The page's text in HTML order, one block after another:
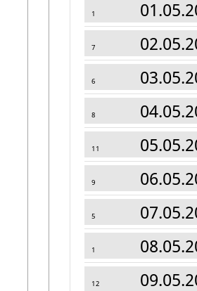
1
7
6
8
11
9
5
1
12